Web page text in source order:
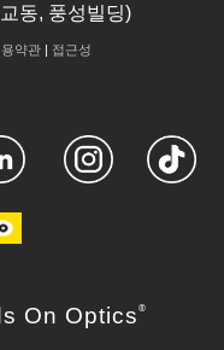
동, 풍성빌딩)
약관| 접근성
On Optics ®